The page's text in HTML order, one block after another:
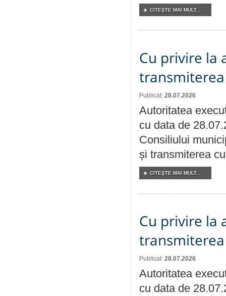
CITEŞTE MAI MULT...
Cu privire la
Publicat: 28.07.2026
Autoritatea
cu data de
Consiliului
și transmiterea
CITEŞTE MAI MULT...
Cu privire la
Publicat: 28.07.2026
Autoritatea
cu data de